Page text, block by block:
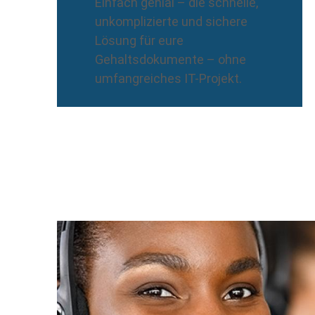
unkomplizierte und sichere
Lösung für eure
Gehaltsdokumente – ohne
umfangreiches IT-Projekt.
Background
Image